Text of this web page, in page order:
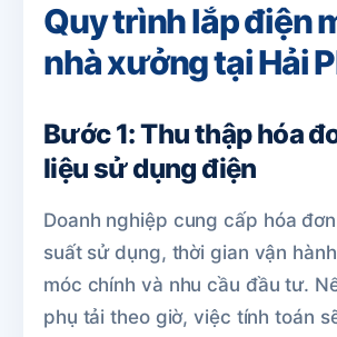
Quy trình lắp điện
nhà xưởng tại Hải
Bước 1: Thu thập hóa
liệu sử dụng điện
Doanh nghiệp cung cấp hóa
suất sử dụng, thời gian vận
móc chính và nhu cầu đầu tư.
phụ tải theo giờ, việc tính toán